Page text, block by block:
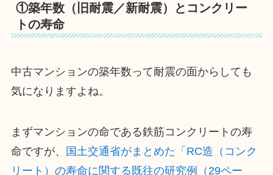
①築年数（旧耐震／新耐震）とコンクリー
トの寿命
中古マンションの築年数って耐震の面からしても
気になりますよね。
まずマンションの命である鉄筋コンクリートの寿
命ですが、
国土交通省がまとめた「RC造（コンク
リート）の寿命に関する既往の研究例（29ペー